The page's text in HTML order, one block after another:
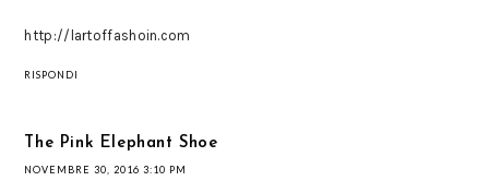
http://lartoffashoin.com
RISPONDI
The Pink Elephant Shoe
NOVEMBRE 30, 2016 3:10 PM